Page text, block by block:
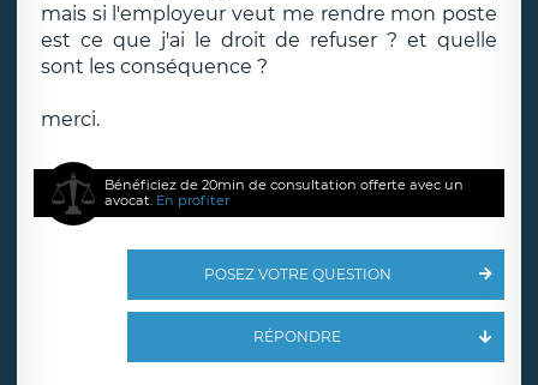
mais si l'employeur veut me rendre mon poste
est ce que j'ai le droit de refuser ? et quelle
sont les conséquence ?
merci.
Bénéficiez de 20min de consultation offerte avec un
avocat. En profiter
POSEZ VOTRE QUESTION
RÉPONDRE